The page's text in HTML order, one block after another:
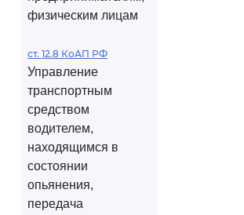
физическим лицам
ст. 12.8 КоАП РФ
Управление
транспортным
средством
водителем,
находящимся в
состоянии
опьянения,
передача